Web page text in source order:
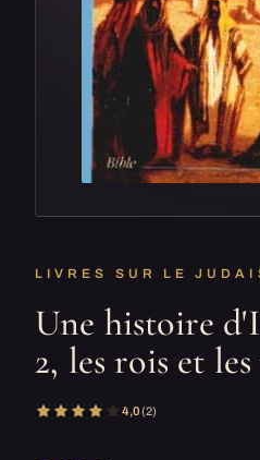
LIVRES SUR LE
Une histoire
2, les rois et
4,0(2)